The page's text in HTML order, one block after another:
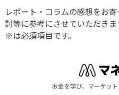
レポート・コラムの感想をお
討等に参考にさせていただきま
※は必須項目です。
お金を学び、マーケッ